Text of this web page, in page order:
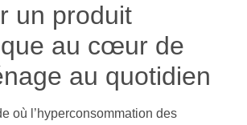
un produit
au cœur de
au quotidien
où l’hyperconsommation des